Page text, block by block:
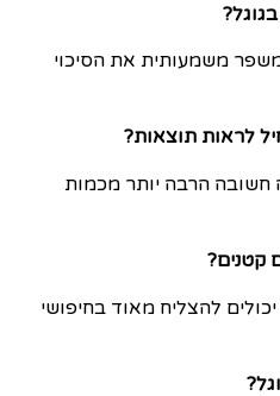
משמעותית את הסיכוי
לראות תוצאות?
הרבה יותר מכמות
להצליח מאוד בחיפושי